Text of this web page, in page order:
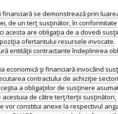
se demonstrează prin
un terţ susţinător, în conformitate
are obligaţia de a dovedi
ofertantului resursele invocate.
entităţii contractante îndeplinirea
şi financiară invocând
contractului de achiziţie
a obligaţiilor de susţinere
de către terţ/terţii
constitui anexe la respectivul